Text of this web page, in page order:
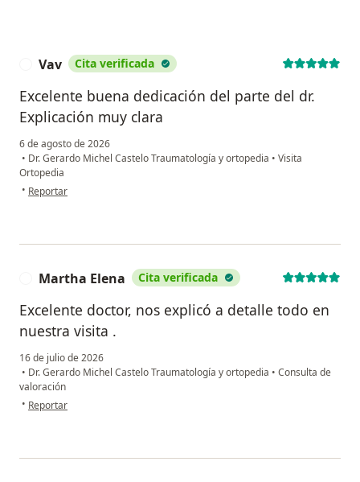
Vav Cita verificada
Excelente buena dedicación del parte del dr.
Explicación muy clara
6 de agosto de 2026
• Dr. Gerardo Michel Castelo Traumatología y ortopedia • Visita
Ortopedia
• en opinión del usuario Vav
Reportar
Martha Elena Cita verificada
Excelente doctor, nos explicó a detalle todo en
nuestra visita .
16 de julio de 2026
• Dr. Gerardo Michel Castelo Traumatología y ortopedia • Consulta de
valoración
• en opinión del usuario Martha Elena
Reportar